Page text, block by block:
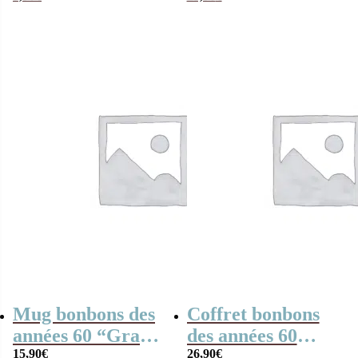
Mug bonbons des
années 60 “Grand-
15,90€
Coffret bonbons
des années 60
26,90€